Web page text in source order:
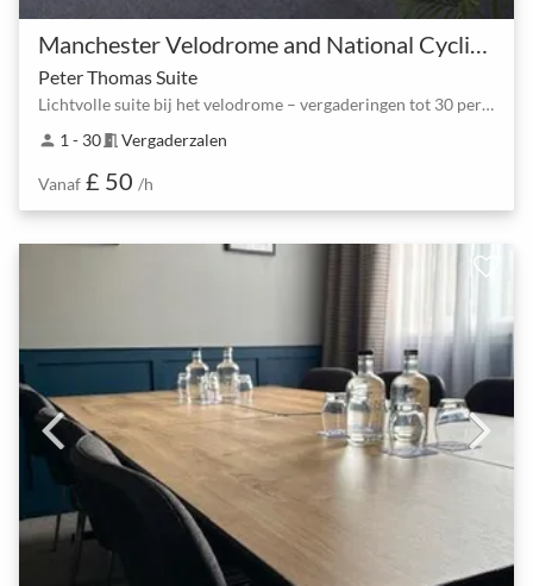
Peter Thomas Suite
Lichtvolle suite bij het velodrome – vergaderingen tot 30 personen
person 1 - 30meeting_room Vergaderzalen
Vanaf £ 50 /h